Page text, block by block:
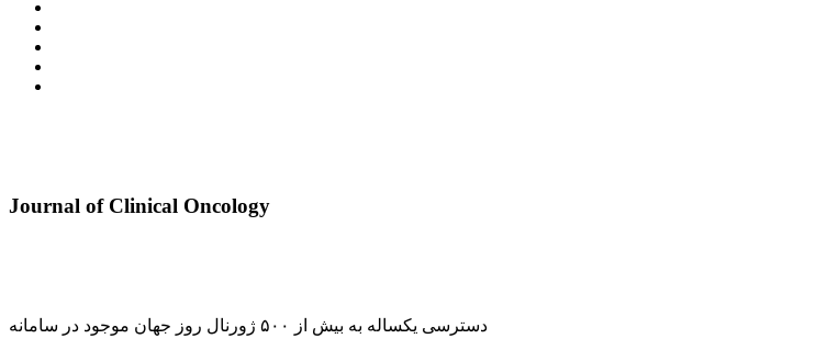
Journal of Clinical Oncology
دسترسی یکساله به بیش از ۵۰۰ ژورنال روز جهان موجود در سامانه